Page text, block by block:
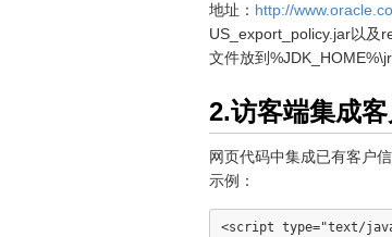
地址： http://
US_export_policy.jar以及
文件放到
2.访客端集成
网页代码中集成已有客户
示例：
<script type="text/